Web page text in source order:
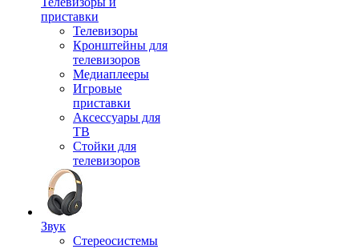
приставки
Телевизоры
Кронштейны для
телевизоров
Медиаплееры
Игровые
приставки
Аксессуары для
ТВ
Стойки для
телевизоров
Звук
Стереосистемы